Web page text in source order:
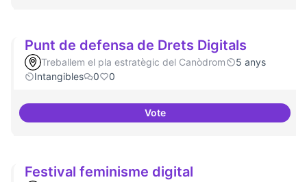
Punt de defensa de Drets Digitals
Treballem el pla estratègic del Canòdrom
5 anys
Intangibles
0 0
VotePunt de defensa de Drets
Festival feminisme digital